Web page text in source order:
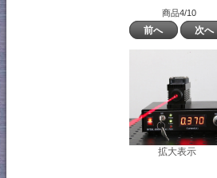
商品4/10
前へ 次へ
拡大表示